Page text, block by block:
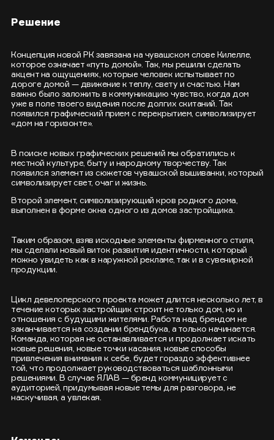
Решение
Концепция новой РК завязана на чувашском слове Килелле,
которое означает «путь домой». Так, мы решили сделать
акцент на ощущениях, которые человек испытывает по
дороге домой — движение к теплу, свету и счастью. Нам
важно было заложить в коммуникацию чувство, когда дом
уже в поле твоего видения после долгих скитаний. Так
появился графический прием с перекрытием, символизирует
«дом на горизонте».
В поиске новых графических решений мы обратились к
местной культуре, быту и народному творчеству. Так
появился элемент из сюжетов чувашской вышиванки, который
символизирует свет, очаг и жизнь.
Второй элемент, символизирующий кров родного дома,
выполнен в форме окна одного из домов застройщика.
Таким образом, взяв исходные элементы фирменного стиля,
мы сделали новый виток развития идентичности, который
можно увидеть как в наружной рекламе, так и в сувенирной
продукции.
Цикл девелоперского проекта может длится несколько лет, в
течение которых застройщик строит не только дом, но и
отношения с будущими жителями. Работа над брендом не
заканчивается на создании брендбука, а только начинается.
Команда, которая не останавливается и продолжает искать
новые решения, новые точки касания, новые способы
привлечения внимания к себе, будет гораздо эффективнее
той, что продолжает руководствоваться шаблонными
решениями. В случае ЯЛАВ — бренд коммуницирует с
аудиторией, придумывая новые темы для разговора, не
наскучивая, а увлекая.